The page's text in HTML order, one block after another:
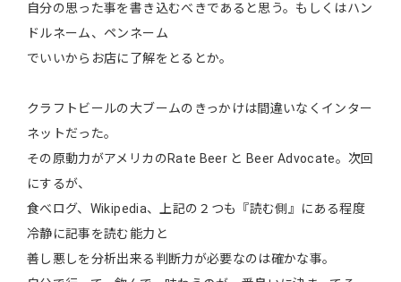
自分の思った事を書き込むべきであると思う。もしくはハン
ドルネーム、ペンネーム
でいいからお店に了解をとるとか。
クラフトビールの大ブームのきっかけは間違いなくインター
ネットだった。
その原動力がアメリカのRate Beer と Beer Advocate。次回
にするが、
食べログ、Wikipedia、上記の２つも『読む側』にある程度
冷静に記事を読む能力と
善し悪しを分析出来る判断力が必要なのは確かな事。